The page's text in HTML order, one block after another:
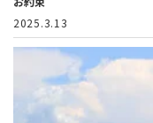
2025.3.13